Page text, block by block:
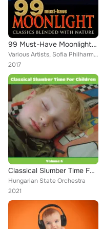
99 Must-Have Moonlight Classics Blended with Nature
Various Artists, Sofia Philharmonic Orchestra, Berliner Kammerorchester, Dresden Philharmonie, London Symphony Orchestra, Peter ...
2017
Classical Slumber Time For Children, Vol. 6
Hungarian State Orchestra
2021